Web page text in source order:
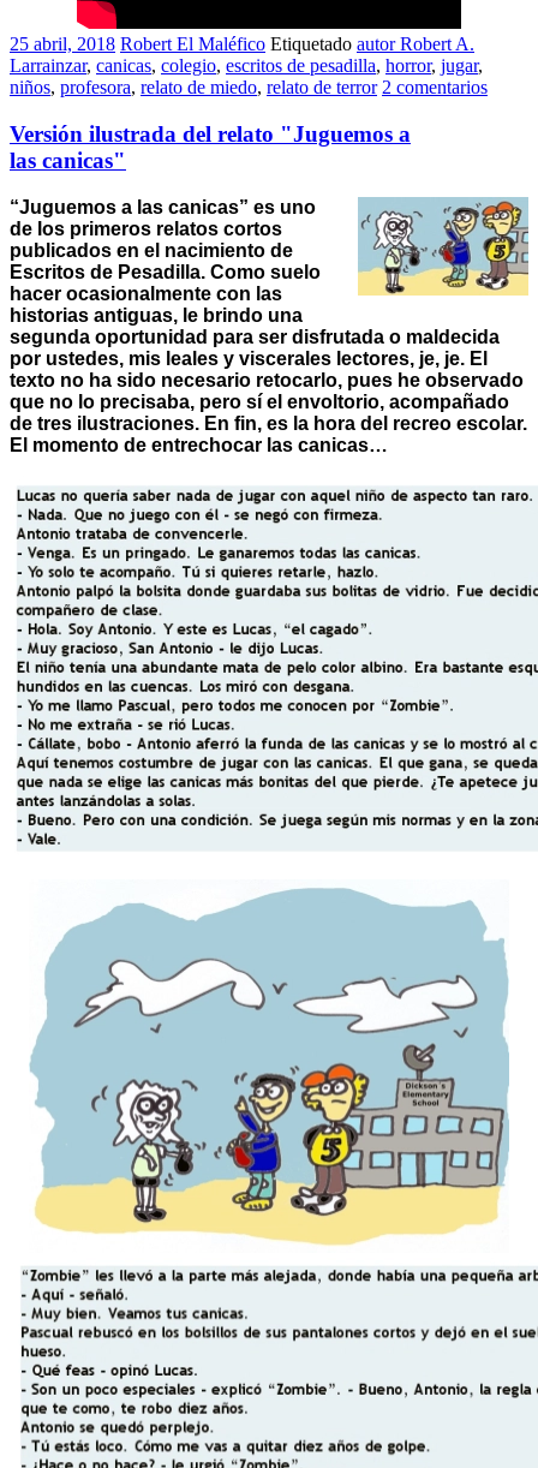
25 abril, 2018 Robert El Maléfico Etiquetado autor Robert A.
Larrainzar, canicas, colegio, escritos de pesadilla, horror, jugar,
niños, profesora, relato de miedo, relato de terror 2 comentarios
Versión ilustrada del relato "Juguemos a
las canicas"
“Juguemos a las canicas” es uno
de los primeros relatos cortos
publicados en el nacimiento de
Escritos de Pesadilla. Como suelo
hacer ocasionalmente con las
historias antiguas, le brindo una
segunda oportunidad para ser disfrutada o maldecida
por ustedes, mis leales y viscerales lectores, je, je. El
texto no ha sido necesario retocarlo, pues he observado
que no lo precisaba, pero sí el envoltorio, acompañado
de tres ilustraciones. En fin, es la hora del recreo escolar.
El momento de entrechocar las canicas…